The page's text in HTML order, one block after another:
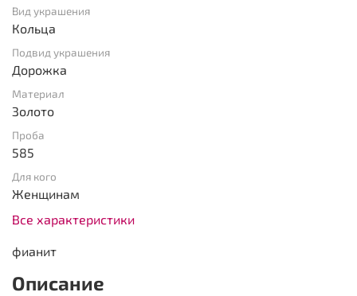
Вид украшения
Кольца
Подвид украшения
Дорожка
Материал
Золото
Проба
585
Для кого
Женщинам
Все характеристики
фианит
Описание